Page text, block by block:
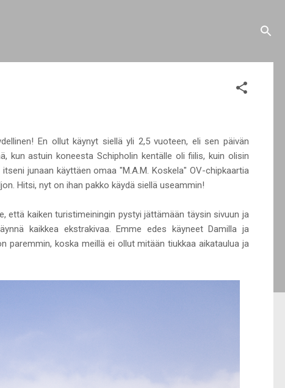
En ollut käynyt siellä yli 2,5 vuoteen, eli sen päivän
kun astuin koneesta Schipholin kentälle oli fiilis, kuin olisin
junaan käyttäen omaa "M.A.M. Koskela" OV-chipkaartia
Hitsi, nyt on ihan pakko käydä siellä useammin!
että kaiken turistimeiningin pystyi jättämään täysin sivuun ja
kaikkea ekstrakivaa. Emme edes käyneet Damilla ja
paremmin, koska meillä ei ollut mitään tiukkaa aikataulua ja